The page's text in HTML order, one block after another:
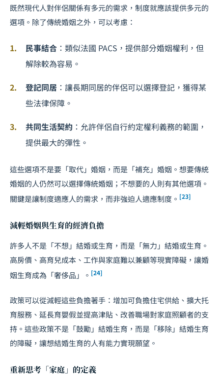
既然現代人對伴侶關係有多元的需求，制度就應該提供多元的
選項。除了傳統婚姻之外，可以考慮：
民事結合 ：類似法國 PACS，提供部分婚姻權利，但
解除較為容易。
登記同居 ：讓長期同居的伴侶可以選擇登記，獲得某
些法律保障。
共同生活契約 ：允許伴侶自行約定權利義務的範圍，
提供最大的彈性。
這些選項不是要「取代」婚姻，而是「補充」婚姻。想要傳統
婚姻的人仍然可以選擇傳統婚姻；不想要的人則有其他選項。
關鍵是讓制度適應人的需求，而非強迫人適應制度。 [23]
減輕婚姻與生育的經濟負擔
許多人不是「不想」結婚或生育，而是「無力」結婚或生育。
高房價、高育兒成本、工作與家庭難以兼顧等現實障礙，讓婚
姻生育成為「奢侈品」。 [24]
政策可以從減輕這些負擔著手：增加可負擔住宅供給、擴大托
育服務、延長育嬰假並提高津貼、改善職場對家庭照顧者的支
持。這些政策不是「鼓勵」結婚生育，而是「移除」結婚生育
的障礙，讓想結婚生育的人有能力實現願望。
重新思考「家庭」的定義